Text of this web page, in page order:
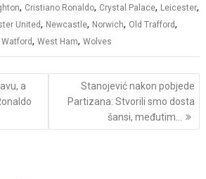
, Cristiano Ronaldo, Crystal Palace, Leicester,
United, Newcastle, Norwich, Old Trafford,
Watford,West Ham,Wolves
a
Stanojević nakon pobjede
Partizana: Stvorili smo dosta
šansi, međutim…